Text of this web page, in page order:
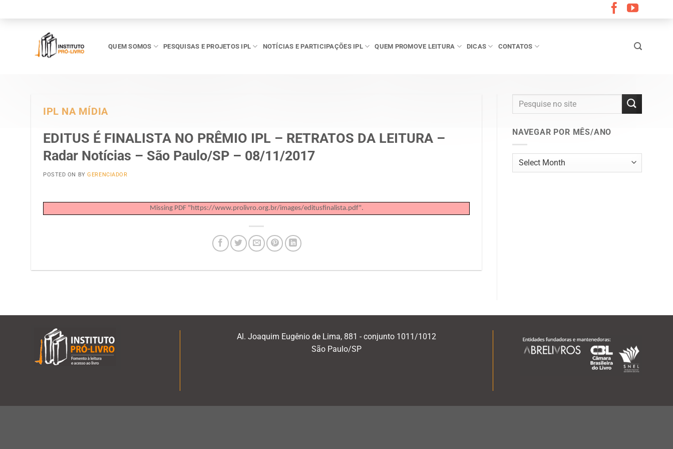
QUEM SOMOS PESQUISAS E PROJETOS IPL NOTÍCIAS E PARTICIPAÇÕES IPL QUEM PROMOVE LEITURA DICAS CONTATOS
IPL NA MÍDIA
EDITUS É FINALISTA NO PRÊMIO IPL – RETRATOS DA LEITURA –
Radar Notícias – São Paulo/SP – 08/11/2017
POSTED ON BYGERENCIADOR
Missing PDF "https://www.prolivro.org.br/images/editusfinalista.pdf".
NAVEGAR POR MÊS/ANO
Navegar
por
Al. Joaquim Eugênio de Lima, 881 - conjunto 1011/1012
São Paulo/SP